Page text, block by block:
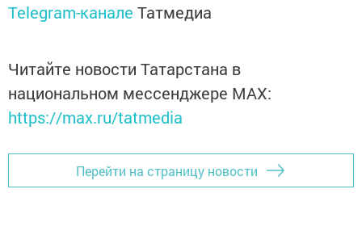
Telegram-канале Татмедиа
Читайте новости Татарстана в
национальном мессенджере MАХ:
https://max.ru/tatmedia
Перейти на страницу новости